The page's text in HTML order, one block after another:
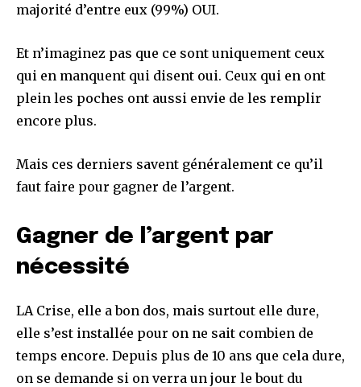
majorité d’entre eux (99%) OUI.
Et n’imaginez pas que ce sont uniquement ceux
qui en manquent qui disent oui. Ceux qui en ont
plein les poches ont aussi envie de les remplir
encore plus.
Mais ces derniers savent généralement ce qu’il
faut faire pour gagner de l’argent.
Gagner de l’argent par
nécessité
LA Crise, elle a bon dos, mais surtout elle dure,
elle s’est installée pour on ne sait combien de
temps encore. Depuis plus de 10 ans que cela dure,
on se demande si on verra un jour le bout du